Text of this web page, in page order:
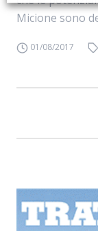
Micione sono
01/08/2017